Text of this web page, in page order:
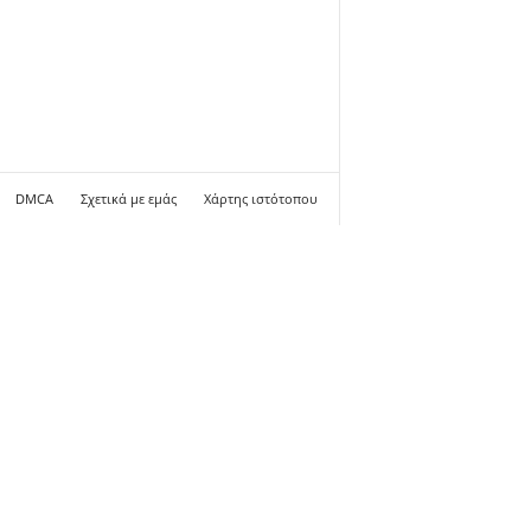
DMCA Σχετικά με εμάς Χάρτης ιστότοπου